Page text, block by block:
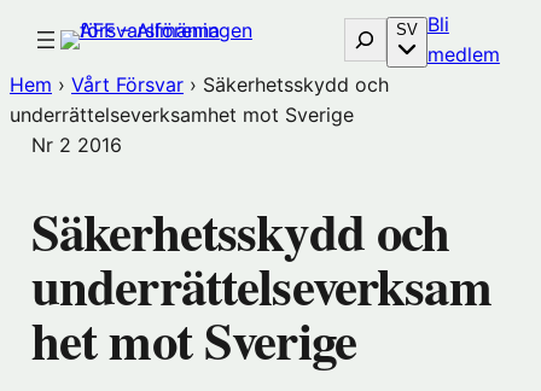
innehåll
Sök SV Bli
medlem
Hem › Vårt Försvar › Säkerhetsskydd och
underrättelseverksamhet mot Sverige
Nr 2 2016
Säkerhetsskydd och
underrättelseverksam
het mot Sverige